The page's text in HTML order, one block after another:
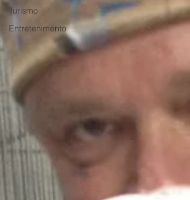
Turismo
Entretenimento